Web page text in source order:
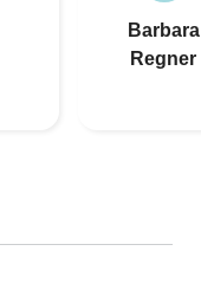
Barbara
Regner